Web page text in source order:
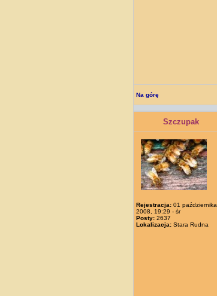
Na górę
Szczupak
Rejestracja: 01 października
2008, 19:29 - śr
Posty: 2637
Lokalizacja: Stara Rudna